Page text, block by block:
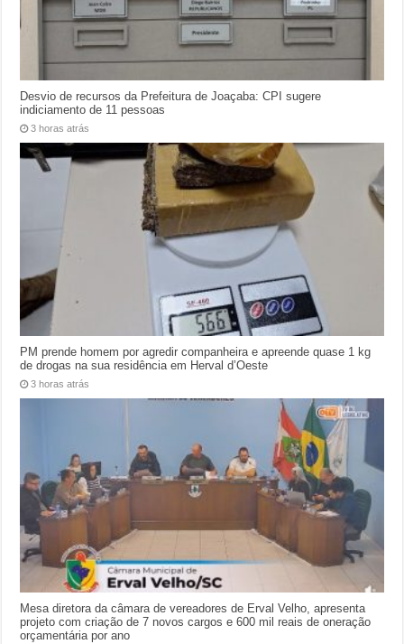
Desvio de recursos da Prefeitura de Joaçaba: CPI sugere
indiciamento de 11 pessoas
3 horas atrás
PM prende homem por agredir companheira e apreende quase 1 kg
de drogas na sua residência em Herval d’Oeste
3 horas atrás
Mesa diretora da câmara de vereadores de Erval Velho, apresenta
projeto com criação de 7 novos cargos e 600 mil reais de oneração
orçamentária por ano